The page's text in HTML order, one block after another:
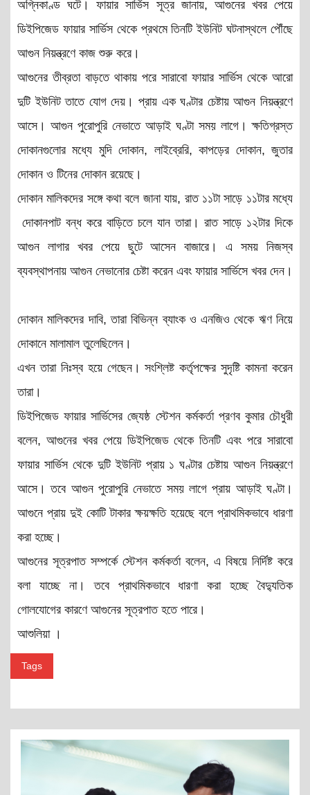
অগ্নিকাণ্ড ঘটে। ফায়ার সার্ভিস সূত্র জানায়, আগুনের খবর পেয়ে
ডিইপিজেড ফায়ার সার্ভিস থেকে প্রথমে তিনটি ইউনিট ঘটনাস্থলে পৌঁছে
আগুন নিয়ন্ত্রণে কাজ শুরু করে।
আগুনের তীব্রতা বাড়তে থাকায় পরে সারাবো ফায়ার সার্ভিস থেকে আরো
দুটি ইউনিট তাতে যোগ দেয়। প্রায় এক ঘণ্টার চেষ্টায় আগুন নিয়ন্ত্রণে
আসে। আগুন পুরোপুরি নেভাতে আড়াই ঘণ্টা সময় লাগে। ক্ষতিগ্রস্ত
দোকানগুলোর মধ্যে মুদি দোকান, লাইব্রেরি, কাপড়ের দোকান, জুতার
দোকান ও টিনের দোকান রয়েছে।
দোকান মালিকদের সঙ্গে কথা বলে জানা যায়, রাত ১১টা সাড়ে ১১টার মধ্যে
দোকানপাট বন্ধ করে বাড়িতে চলে যান তারা। রাত সাড়ে ১২টার দিকে
আগুন লাগার খবর পেয়ে ছুটে আসেন বাজারে। এ সময় নিজস্ব
ব্যবস্থাপনায় আগুন নেভানোর চেষ্টা করেন এবং ফায়ার সার্ভিসে খবর দেন।
দোকান মালিকদের দাবি, তারা বিভিন্ন ব্যাংক ও এনজিও থেকে ঋণ নিয়ে
দোকানে মালামাল তুলেছিলেন।
এখন তারা নিঃস্ব হয়ে গেছেন। সংশ্লিষ্ট কর্তৃপক্ষের সুদৃষ্টি কামনা করেন
তারা।
ডিইপিজেড ফায়ার সার্ভিসের জ্যেষ্ঠ স্টেশন কর্মকর্তা প্রণব কুমার চৌধুরী
বলেন, আগুনের খবর পেয়ে ডিইপিজেড থেকে তিনটি এবং পরে সারাবো
ফায়ার সার্ভিস থেকে দুটি ইউনিট প্রায় ১ ঘণ্টার চেষ্টায় আগুন নিয়ন্ত্রণে
আসে। তবে আগুন পুরোপুরি নেভাতে সময় লাগে প্রায় আড়াই ঘণ্টা।
আগুনে প্রায় দুই কোটি টাকার ক্ষয়ক্ষতি হয়েছে বলে প্রাথমিকভাবে ধারণা
করা হচ্ছে।
আগুনের সূত্রপাত সম্পর্কে স্টেশন কর্মকর্তা বলেন, এ বিষয়ে নির্দিষ্ট করে
বলা যাচ্ছে না। তবে প্রাথমিকভাবে ধারণা করা হচ্ছে বৈদ্যুতিক
গোলযোগের কারণে আগুনের সূত্রপাত হতে পারে।
আশুলিয়া ।
Tags